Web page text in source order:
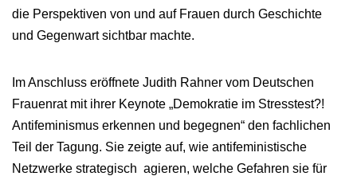
die Perspektiven von und auf Frauen durch Geschichte
und Gegenwart sichtbar machte.
Im Anschluss eröffnete Judith Rahner vom Deutschen
Frauenrat mit ihrer Keynote „Demokratie im Stresstest?!
Antifeminismus erkennen und begegnen“ den fachlichen
Teil der Tagung. Sie zeigte auf, wie antifeministische
Netzwerke strategisch agieren, welche Gefahren sie für